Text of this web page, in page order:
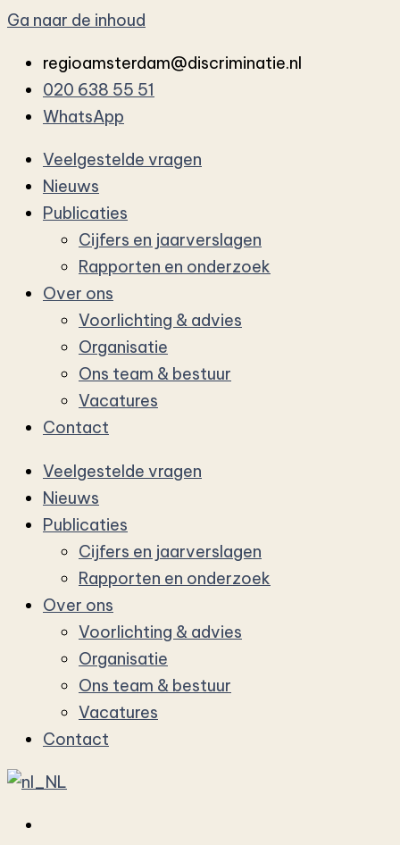
Ga naar de inhoud
regioamsterdam@discriminatie.nl
020 638 55 51
WhatsApp
Veelgestelde vragen
Nieuws
Publicaties
Cijfers en jaarverslagen
Rapporten en onderzoek
Over ons
Voorlichting & advies
Organisatie
Ons team & bestuur
Vacatures
Contact
Veelgestelde vragen
Nieuws
Publicaties
Cijfers en jaarverslagen
Rapporten en onderzoek
Over ons
Voorlichting & advies
Organisatie
Ons team & bestuur
Vacatures
Contact